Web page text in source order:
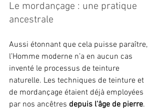
Le mordançage : une pratique
ancestrale
Aussi étonnant que cela puisse paraître,
l’Homme moderne n’a en aucun cas
inventé le processus de teinture
naturelle. Les techniques de teinture et
de mordançage étaient déjà employées
par nos ancêtres depuis l’âge de pierre.